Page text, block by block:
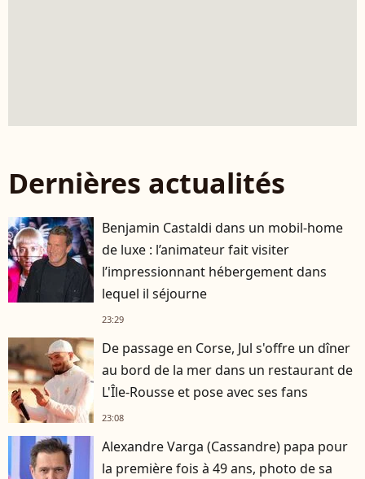
Dernières actualités
Benjamin Castaldi dans un mobil-home
de luxe : l’animateur fait visiter
l’impressionnant hébergement dans
lequel il séjourne
23:29
De passage en Corse, Jul s'offre un dîner
au bord de la mer dans un restaurant de
L'Île-Rousse et pose avec ses fans
23:08
Alexandre Varga (Cassandre) papa pour
la première fois à 49 ans, photo de sa